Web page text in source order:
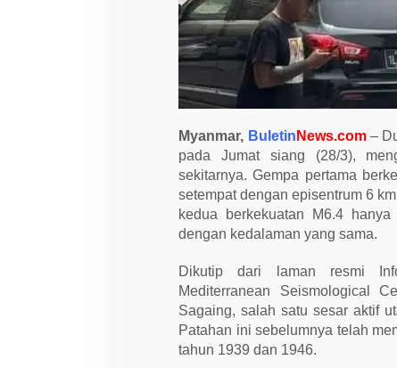
a
k
a
M
s
i
g
a
T
h
i
l
a
n
d
Myanmar, Buletin News.com–
pada Jumat siang (28/3),
sekitarnya. Gempa pertama
setempat dengan episentrum 6
kedua berkekuatan M6.4
dengan kedalaman yang sama.
Dikutip dari laman resmi
Mediterranean Seismological
Sagaing, salah satu sesar aktif
Patahan ini sebelumnya telah
tahun 1939 dan 1946.